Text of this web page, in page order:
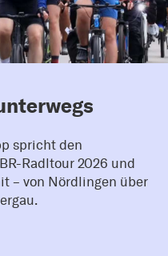
spricht den
Radltour 2026 und
– von Nördlingen über